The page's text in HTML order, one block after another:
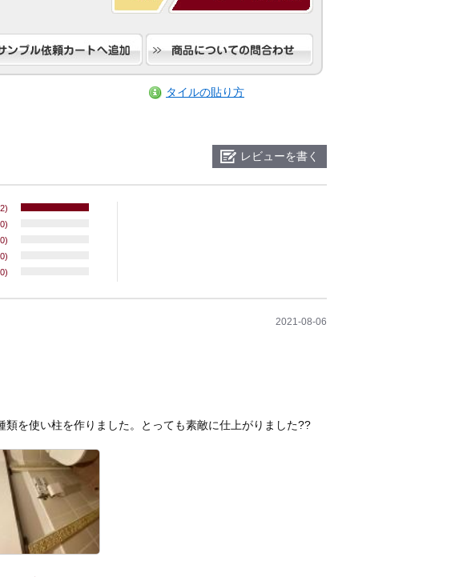
タイルの貼り方
レビューを書く
2021-08-06
を使い柱を作りました。とっても素敵に仕上がりました??